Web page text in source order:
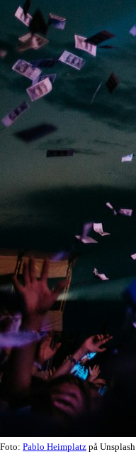
Foto: Pablo Heimplatz på Unsplash